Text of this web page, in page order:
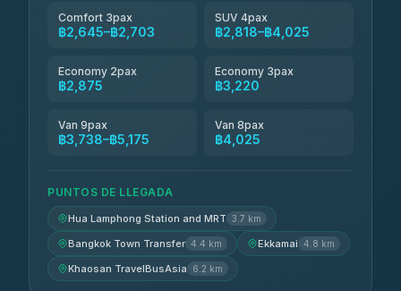
Comfort 3pax
฿2,645–฿2,703
SUV 4pax
฿2,818–฿4,025
Economy 2pax
฿2,875
Economy 3pax
฿3,220
Van 9pax
฿3,738–฿5,175
Van 8pax
฿4,025
PUNTOS DE LLEGADA
Hua Lamphong Station and MRT 3.7 km
Bangkok Town Transfer 4.4 km Ekkamai 4.8 km
Khaosan TravelBusAsia 6.2 km